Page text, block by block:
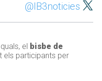
@IB3noticies
el bisbe de
els participants per